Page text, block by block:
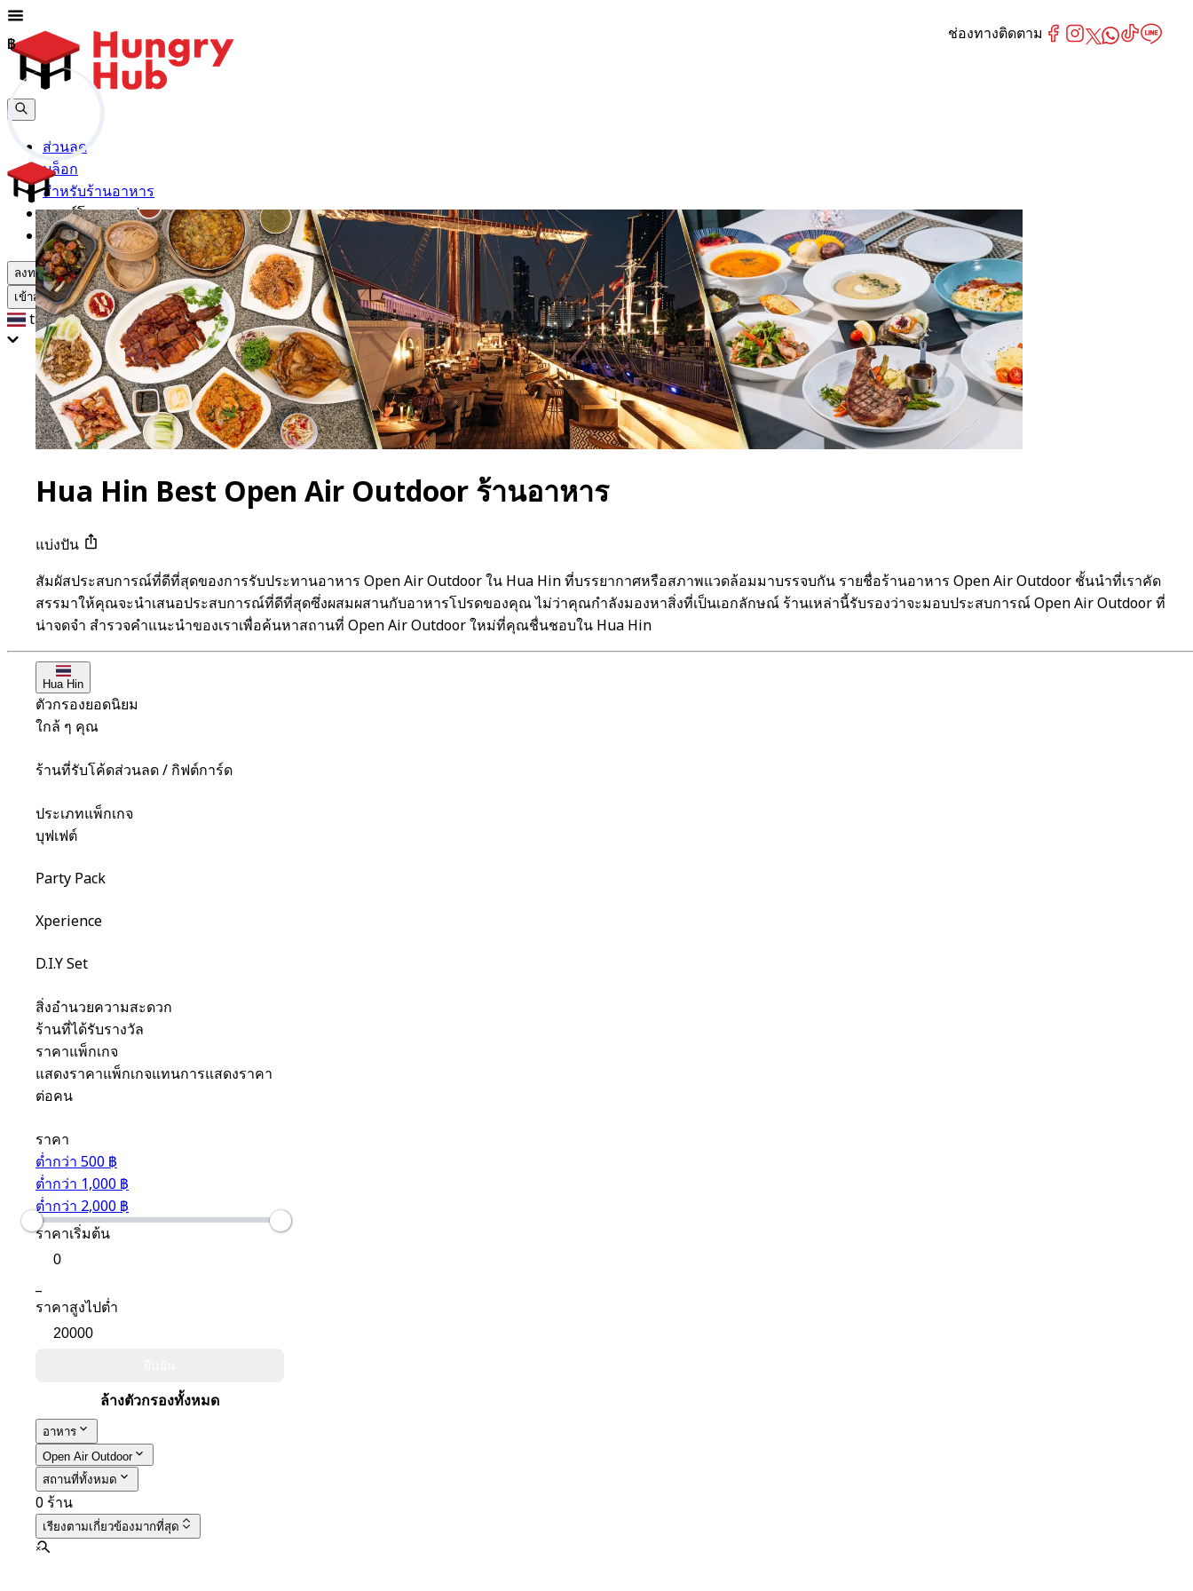
ส่วนลด
บล็อก
สำหรับร้านอาหาร
ดาวน์โหลดแอปฯ
ช่วยเหลือ
ลงทะเบียน
เข้าสู่ระบบ
th
Hua Hin Best Open Air Outdoor ร้านอาหาร
แบ่งปัน
สัมผัสประสบการณ์ที่ดีที่สุดของการรับประทานอาหาร Open Air Outdoor ใน Hua Hin ที่บรรยากาศหรือสภาพแวดล้อมมาบรรจบกัน รายชื่อร้านอาหาร Open Air Outdoor ชั้นนำที่เราคัด
สรรมาให้คุณจะนำเสนอประสบการณ์ที่ดีที่สุดซึ่งผสมผสานกับอาหารโปรดของคุณ ไม่ว่าคุณกำลังมองหาสิ่งที่เป็นเอกลักษณ์ ร้านเหล่านี้รับรองว่าจะมอบประสบการณ์ Open Air Outdoor ที่
น่าจดจำ สำรวจคำแนะนำของเราเพื่อค้นหาสถานที่ Open Air Outdoor ใหม่ที่คุณชื่นชอบใน Hua Hin
Hua Hin
ตัวกรองยอดนิยม
ใกล้ ๆ คุณ
ร้านที่รับโค้ดส่วนลด / กิฟต์การ์ด
ประเภทแพ็กเกจ
บุฟเฟต์
Party Pack
Xperience
D.I.Y Set
สิ่งอำนวยความสะดวก
ร้านที่ได้รับรางวัล
ราคาแพ็กเกจ
แสดงราคาแพ็กเกจแทนการแสดงราคา
ต่อคน
ราคา
ต่ำกว่า 500 ฿
ต่ำกว่า 1,000 ฿
ต่ำกว่า 2,000 ฿
฿
ราคาเริ่มต้น
_
฿
ราคาสูงไปต่ำ
ล้างตัวกรองทั้งหมด
อาหาร
Open Air Outdoor
สถานที่ทั้งหมด
0 ร้าน
เรียงตามเกี่ยวข้องมากที่สุด
ช่องทางติดตาม